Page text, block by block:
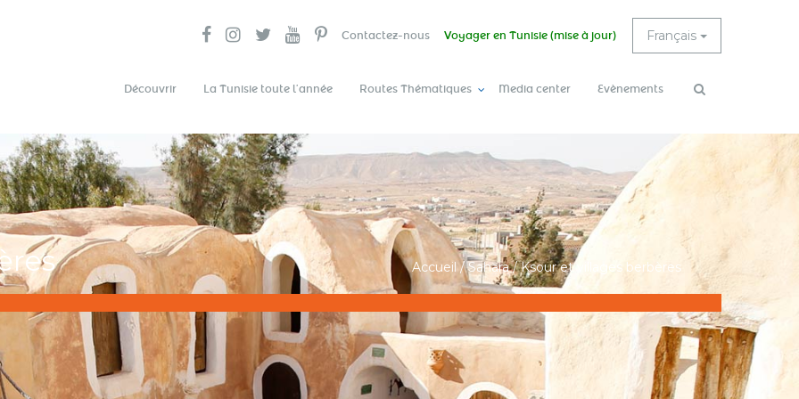
Français
Contactez-nous Voyager en Tunisie (mise à jour)
Découvrir La Tunisie toute l’année Routes Thématiques Media center Evènements
Accueil / Sahara / Ksour et villages berbères